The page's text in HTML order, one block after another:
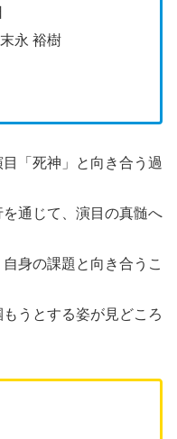
永 裕樹
「死神」と向き合う過
通じて、演目の真髄へ
身の課題と向き合うこ
うとする姿が見どころ